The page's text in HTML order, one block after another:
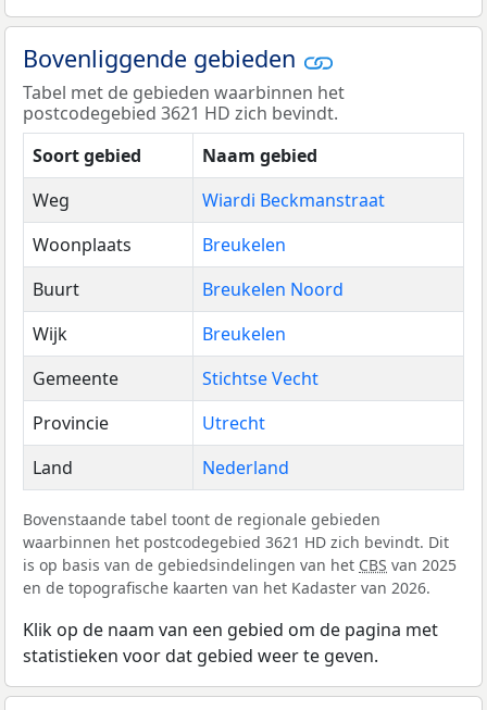
Bovenliggende gebieden
Tabel met de gebieden waarbinnen het
postcodegebied 3621 HD zich bevindt.
Soort gebied
Naam gebied
Weg
Wiardi Beckmanstraat
Woonplaats
Breukelen
Buurt
Breukelen Noord
Wijk
Breukelen
Gemeente
Stichtse Vecht
Provincie
Utrecht
Land
Nederland
Bovenstaande tabel toont de regionale gebieden
waarbinnen het postcodegebied 3621 HD zich bevindt. Dit
is op basis van de gebiedsindelingen van het CBS van 2025
en de topografische kaarten van het Kadaster van 2026.
Klik op de naam van een gebied om de pagina met
statistieken voor dat gebied weer te geven.